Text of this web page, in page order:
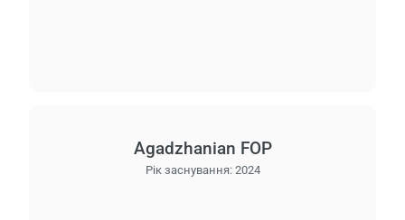
Agadzhanian FOP
Рік заснування: 2024